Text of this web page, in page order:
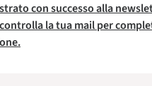
con successo alla
la tua mail per